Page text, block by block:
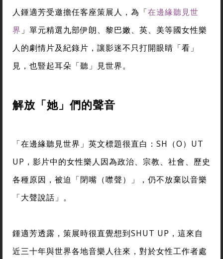
人鍾適芳受邀擔任客座策展人，為「在邊緣聽見世
界 」單元精選九部伊朗、黎巴嫩、英、美等國女性樂
人的劇情片及紀錄片，讓影迷不只打開眼睛「看」
見，也豎起耳朵「聽」見世界。
解放「她」們的聲音
「在邊緣聽見世界」英文標題很直白：SH（O）UT
UP，影片中的女性樂人因為政治、宗教、社會、歷史
各種原因，被迫「閉嘴（噤聲）」，仍不放棄以音樂
「大聲說話」。
鍾適芳透露，策展時很直覺想到SHUT UP，這來自
近三十年與世界各地音樂人往來，對於女性工作者處